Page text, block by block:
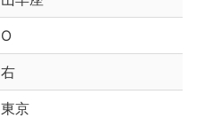
O
右
東京